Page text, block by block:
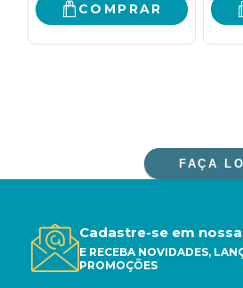
COMPRAR
FAÇA
Cadastre-se em
E RECEBA NOVIDADES,
PROMOÇÕES